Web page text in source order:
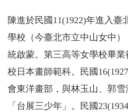
陳進於民國11(1922)年進入
學校（今臺北市立中山女中
統啟蒙。第三高等女學校畢
校日本畫師範科。民國
會東洋畫部，與林玉山、郭
「台展三少年」。民國